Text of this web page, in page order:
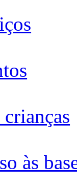
crianças
às